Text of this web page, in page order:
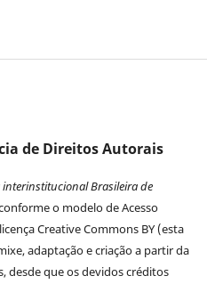
de Direitos Autorais
interinstitucional Brasileira de
o modelo de Acesso
Creative Commons BY (esta
adaptação e criação a partir da
desde que os devidos créditos